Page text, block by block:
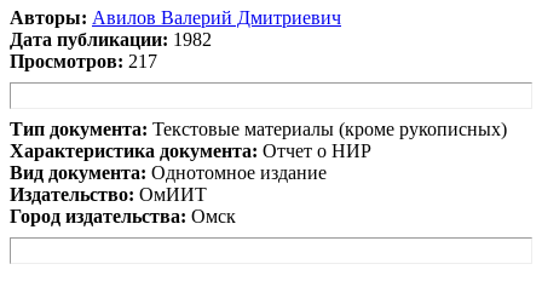
Авторы: Авилов Валерий Дмитриевич
Дата публикации: 1982
Просмотров: 217
Тип документа: Текстовые материалы (кроме рукописных)
Характеристика документа: Отчет о НИР
Вид документа: Однотомное издание
Издательство: ОмИИТ
Город издательства: Омск